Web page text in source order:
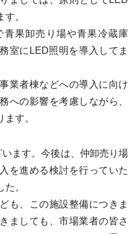
。
果卸売り場や青果冷蔵庫
室にLED照明を導入してま
業者棟などへの導入に向け
への影響を考慮しながら、
す。
ます。今後は、仲卸売り場
を進める検討を行っていた
。
も、この施設整備につきま
ましても、市場業者の皆さ